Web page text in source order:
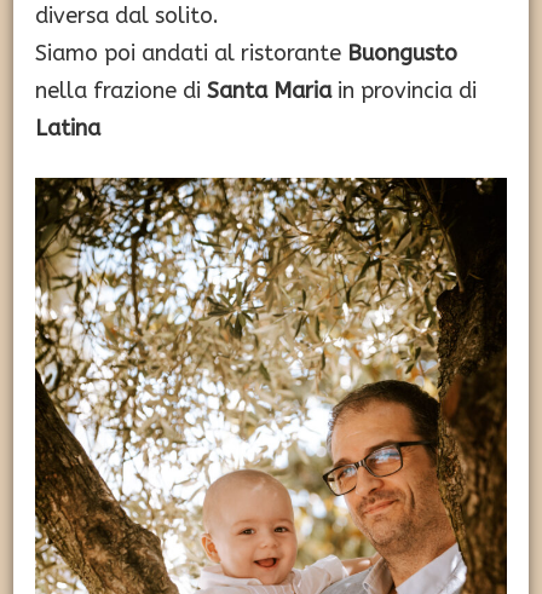
diversa dal solito.
Siamo poi andati al ristorante Buongusto
nella frazione di Santa Mariain provincia di
Latina